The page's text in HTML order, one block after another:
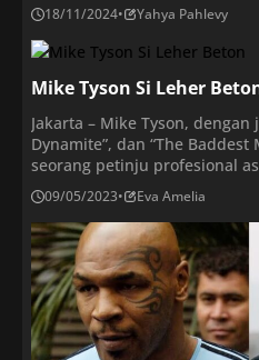
memprediksikan bahwa duel
mempermalukan nama besar
merupakan mantan juara
termuda dalam sejarah.
18/11/2024• Yahya Pahlevy
Mike Tyson Si Leher
Jakarta – Mike Tyson, dengan
Dynamite”, dan “The
seorang petinju profesional
pada tanggal 30 Juni 1966,
tokoh terkenal di dunia tinju.
yang sulit, di mana ia
[…]
09/05/2023• Eva Amelia